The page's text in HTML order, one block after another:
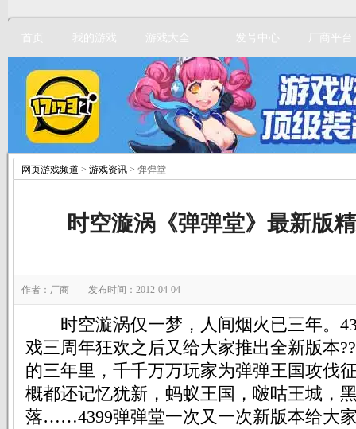
首页 我的游戏 游戏大全 发号中心 厂商平台
网页游戏频道 > 游戏资讯 > 弹弹堂
时空漩涡《弹弹堂》最新版
作者：厂商 发布时间：2012-04-04
时空漩涡仅一梦，人间烟火已三年。
戏三周年狂欢之后又给大家推出全新版本
的三年里，千千万万玩家为弹弹王国攻伐
概都还记忆犹新，蚂蚁王国，啵咕王城，
落……4399弹弹堂一次又一次新版本给大
立即注册